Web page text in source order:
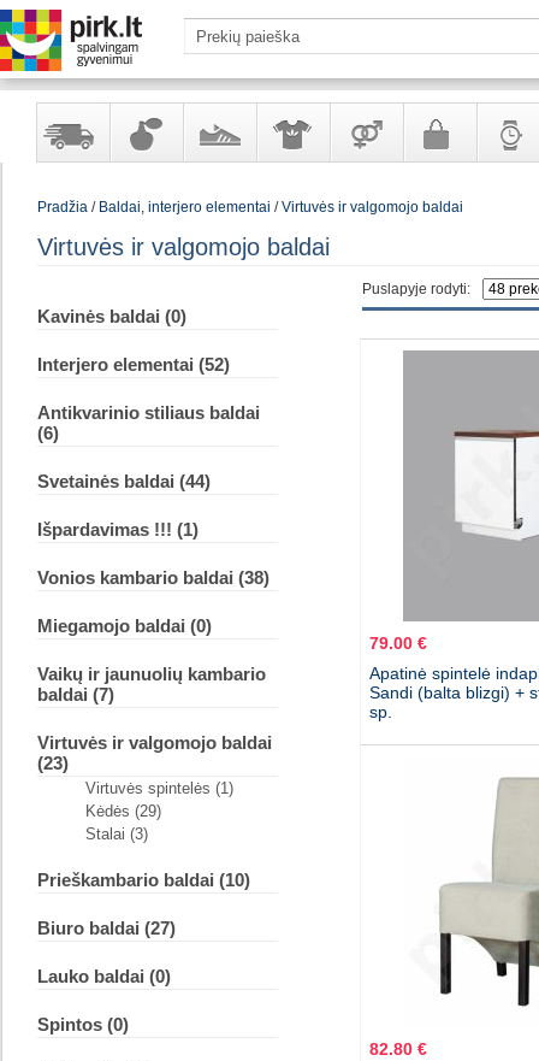
Yra
Kvepalai
kosmetika
AvalynėApranga
aksesuarai
Prekės
Galanterija
Pradžia/ Baldai, interjero elementai /Virtuvės ir valgomojo baldai
Virtuvės ir valgomojo baldai
Puslapyje rodyti:
Kavinės baldai (0)
Interjero elementai (52)
Antikvarinio stiliaus baldai
(6)
Svetainės baldai (44)
Išpardavimas !!! (1)
Vonios kambario baldai (38)
Miegamojo baldai (0)
Vaikų ir jaunuolių kambario
baldai (7)
Virtuvės ir valgomojo baldai
(23)
Virtuvės spintelės (1)
Kėdės (29)
Stalai (3)
Prieškambario baldai (10)
Biuro baldai (27)
Lauko baldai (0)
Spintos (0)
79.00 €
Apatinė spintelė
Sandi (balta blizgi) +
sp.
82.80 €